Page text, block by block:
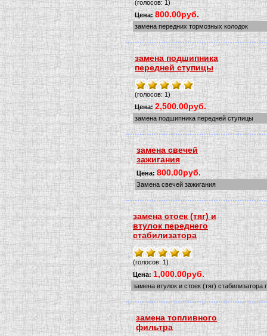
(голосов: 1)
Цена: 800.00руб.
замена передних тормозных колодок
замена подшипника
передней ступицы
(голосов: 1)
Цена:2,500.00руб.
замена подшипника передней ступицы
замена свечей
зажигания
Цена:800.00руб.
Замена свечей зажигания
замена стоек (тяг) и
втулок переднего
стабилизатора
(голосов: 1)
Цена:1,000.00руб.
замена втулок и стоек (тяг)
замена топливного
фильтра